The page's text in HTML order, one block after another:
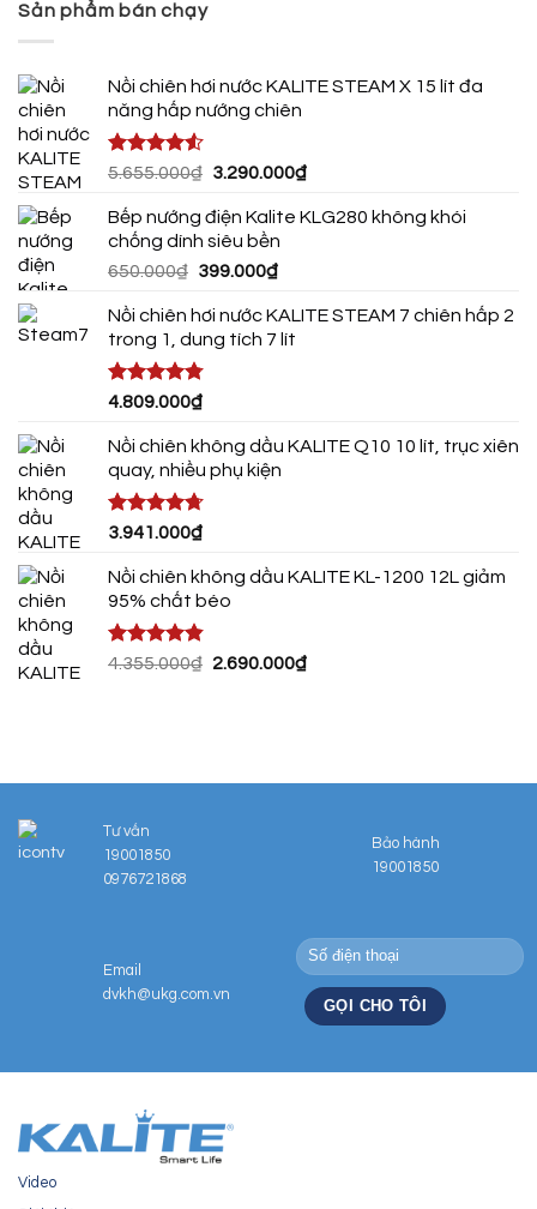
Sản phẩm bán chạy
Nồi chiên hơi nước KALITE STEAM X 15 lít đa
năng hấp nướng chiên
Được xếp
5 sao
5.655.000₫ Giá
là:
5.655.000₫.
3.290.000₫Giá
tại
Bếp nướng điện Kalite KLG280 không khói
chống dính siêu bền
650.000₫ Giá
là:
650.000₫.
399.000₫Giá
tại
là:
Nồi chiên hơi nước KALITE STEAM 7 chiên hấp 2
trong 1, dung tích 7 lít
Được xếp
5 sao
4.809.000₫
Nồi chiên không dầu KALITE Q10 10 lít, trục xiên
quay, nhiều phụ kiện
Được xếp
5 sao
3.941.000₫
Nồi chiên không dầu KALITE KL-1200 12L giảm
95% chất béo
Được xếp
4.355.000₫ Giá
2.690.000₫Giá
Tư vấn
19001850
0976721868
Bảo hành
19001850
Email
dvkh@ukg.com.vn
Video